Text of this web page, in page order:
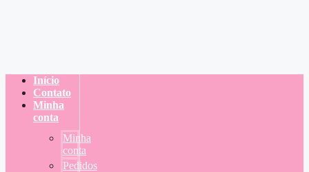
Início
Contato
Minha
conta
Minha
conta
Pedidos